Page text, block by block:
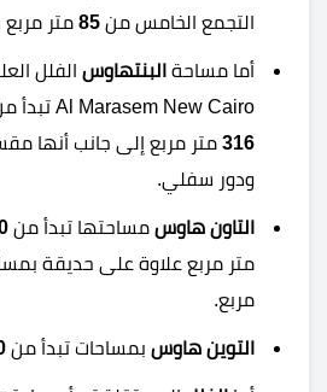
التجمع الخامس من 85 متر
أما مساحة البنتهاوس
Al Marasem New Cairo تبدأ من
316 متر مربع إلى جانب أنها
ودور سفلي.
التاون هاوس مساحتها تبدأ من
متر مربع علاوة على حديقة
مربع.
التوين هاوس بمساحات تبدأ من